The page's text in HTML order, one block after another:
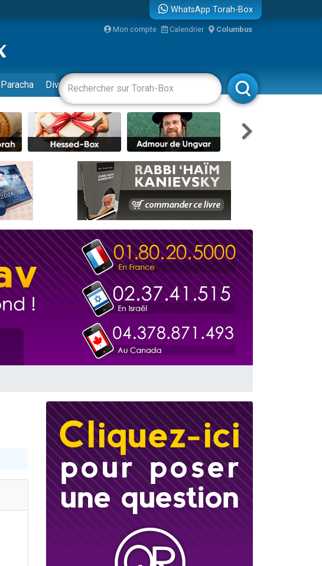
insalubre
Hamazone à travers le temps
WhatsApp Torah-Box
Mon compte Calendrier Columbus
Paracha Divertissements Livres Rabbanim